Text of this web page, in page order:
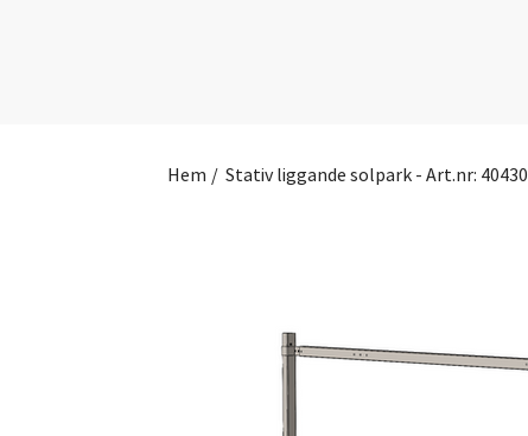
Hem / Stativ liggande solpark - Art.nr: 40430